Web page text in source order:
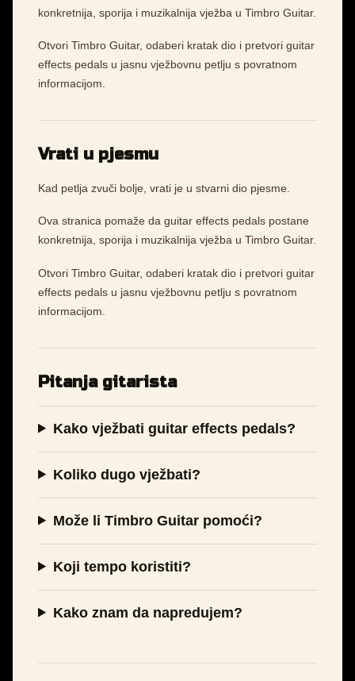
konkretnija, sporija i muzikalnija vježba u Timbro Guitar.
Otvori Timbro Guitar, odaberi kratak dio i pretvori guitar
effects pedals u jasnu vježbovnu petlju s povratnom
informacijom.
Vrati u pjesmu
Kad petlja zvuči bolje, vrati je u stvarni dio pjesme.
Ova stranica pomaže da guitar effects pedals postane
konkretnija, sporija i muzikalnija vježba u Timbro Guitar.
Otvori Timbro Guitar, odaberi kratak dio i pretvori guitar
effects pedals u jasnu vježbovnu petlju s povratnom
informacijom.
Pitanja gitarista
Kako vježbati guitar effects pedals?
Koliko dugo vježbati?
Može li Timbro Guitar pomoći?
Koji tempo koristiti?
Kako znam da napredujem?